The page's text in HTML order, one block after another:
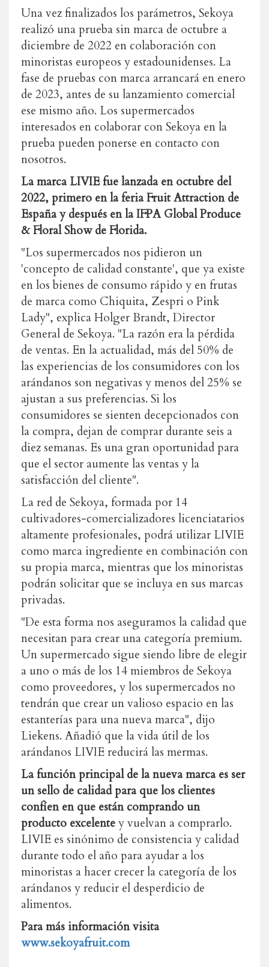
Una vez finalizados los parámetros, Sekoya
realizó una prueba sin marca de octubre a
diciembre de 2022 en colaboración con
minoristas europeos y estadounidenses. La
fase de pruebas con marca arrancará en enero
de 2023, antes de su lanzamiento comercial
ese mismo año. Los supermercados
interesados en colaborar con Sekoya en la
prueba pueden ponerse en contacto con
nosotros.
La marca LIVIE fue lanzada en octubre del
2022, primero en la feria Fruit Attraction de
España y después en la IFPA Global Produce
& Floral Show de Florida.
"Los supermercados nos pidieron un
'concepto de calidad constante', que ya existe
en los bienes de consumo rápido y en frutas
de marca como Chiquita, Zespri o Pink
Lady", explica Holger Brandt, Director
General de Sekoya. "La razón era la pérdida
de ventas. En la actualidad, más del 50% de
las experiencias de los consumidores con los
arándanos son negativas y menos del 25% se
ajustan a sus preferencias. Si los
consumidores se sienten decepcionados con
la compra, dejan de comprar durante seis a
diez semanas. Es una gran oportunidad para
que el sector aumente las ventas y la
satisfacción del cliente".
La red de Sekoya, formada por 14
cultivadores-comercializadores licenciatarios
altamente profesionales, podrá utilizar LIVIE
como marca ingrediente en combinación con
su propia marca, mientras que los minoristas
podrán solicitar que se incluya en sus marcas
privadas.
"De esta forma nos aseguramos la calidad que
necesitan para crear una categoría premium.
Un supermercado sigue siendo libre de elegir
a uno o más de los 14 miembros de Sekoya
como proveedores, y los supermercados no
tendrán que crear un valioso espacio en las
estanterías para una nueva marca", dijo
Liekens. Añadió que la vida útil de los
arándanos LIVIE reducirá las mermas.
La función principal de la nueva marca es ser
un sello de calidad para que los clientes
confíen en que están comprando un
producto excelentey vuelvan a comprarlo.
LIVIE es sinónimo de consistencia y calidad
durante todo el año para ayudar a los
minoristas a hacer crecer la categoría de los
arándanos y reducir el desperdicio de
alimentos.
Para más información visita
www.sekoyafruit.com